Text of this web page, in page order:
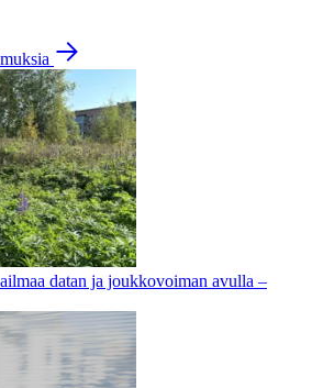
datan ja joukkovoiman avulla –